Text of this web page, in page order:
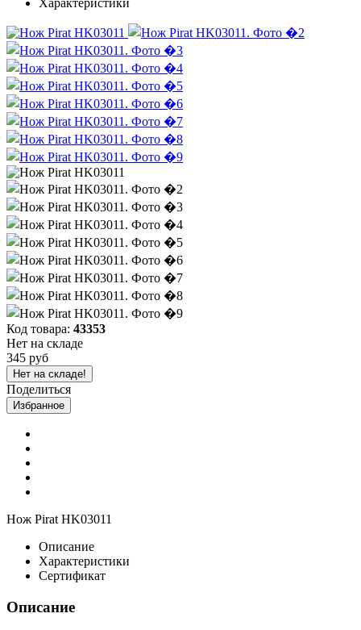
Код товара: 43353
Нет на складе
345 руб
Нет на складе!
Поделиться
Избранное
Нож Pirat HK03011
Описание
Характеристики
Сертификат
Описание